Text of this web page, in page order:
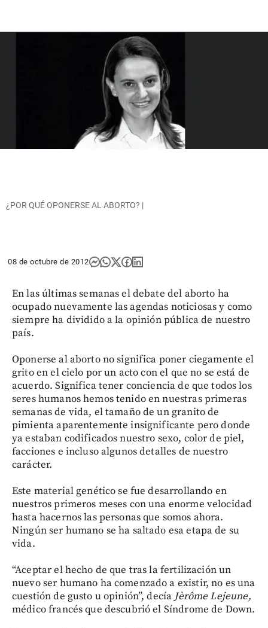
¿POR QUÉ OPONERSE AL ABORTO? |
08 de octubre de 2012
En las últimas semanas el debate del aborto ha
ocupado nuevamente las agendas noticiosas y como
siempre ha dividido a la opinión pública de nuestro
país.
Oponerse al aborto no significa poner ciegamente el
grito en el cielo por un acto con el que no se está de
acuerdo. Significa tener conciencia de que todos los
seres humanos hemos tenido en nuestras primeras
semanas de vida, el tamaño de un granito de
pimienta aparentemente insignificante pero donde
ya estaban codificados nuestro sexo, color de piel,
facciones e incluso algunos detalles de nuestro
carácter.
Este material genético se fue desarrollando en
nuestros primeros meses con una enorme velocidad
hasta hacernos las personas que somos ahora.
Ningún ser humano se ha saltado esa etapa de su
vida.
“Aceptar el hecho de que tras la fertilización un
nuevo ser humano ha comenzado a existir, no es una
cuestión de gusto u opinión”, decía Jèrôme Lejeune,
médico francés que descubrió el Síndrome de Down.